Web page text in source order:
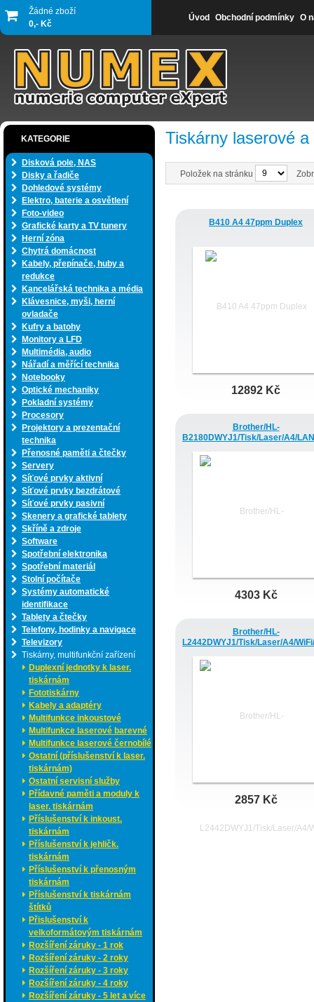
Žádné zboží
0,- Kč
Úvod Obchodní podmínky O
KATEGORIE
Disková pole, NAS
Disky a řadiče
Dohledové systémy
Elektro, baterie a osvětlení
Foto-video
Grafické karty a TV tunery
Herní zóna
Chytrá domácnost
Kabely, přepínače, huby a
redukce
Kancelářská technika a média
Klávesnice, myši, herní
ovladače
Kufry a batohy
Monitory a LFD
Multimédia, audio
Nářadí a měřící technika
Notebooky
Optické mechaniky
Pokladní systémy
Procesory
Projektory a prezentační
technika
Přenosné paměti a čtečky
Servery
Síťové prvky aktivní
Síťové prvky bezdrátové
Síťové prvky pasivní
Skenery a grafické tablety
Skříně a zdroje
Software
Spotřební elektronika
Spotřební materiál
Stolní počítače
Systémy automatické
identifikace
Tablety a čtečky
Telefony, hodinky a navigace
Televizory
Tiskárny, multifunkční zařízení
Duplexní jednotky k laser.
tiskárnám
Fototiskárny
Kabely a adaptéry
Multifunkce inkoustové
Multifunkce laserové barevné
Multifunkce laserové černobílé
Ostatní (příslušenství k laser.
tiskárnám)
Ostatní servisní služby
Přídavné paměti a moduly k
laser. tiskárnám
Příslušenství k inkoust.
tiskárnám
Příslušenství k jehličk.
tiskárnám
Příslušenství k přenosným
tiskárnám
Příslušenství k tiskárnám
štítků
Přislušenství k
velkoformátovým tiskárnám
Rozšíření záruky - 1 rok
Rozšíření záruky - 2 roky
Rozšíření záruky - 3 roky
Rozšíření záruky - 4 roky
Rozšíření záruky - 5 let a více
Tiskárny laserové
Položek na stránku
B410 A4 47ppm Duplex
12892 Kč
Brother/HL-
B2180DWYJ1/Tisk/Laser/A4/
4303 Kč
Brother/HL-
L2442DWYJ1/Tisk/Laser/A4/
2857 Kč